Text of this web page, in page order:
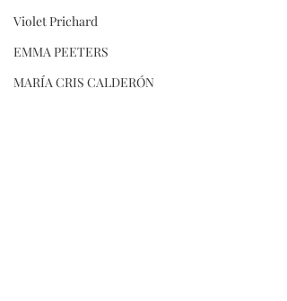
Violet Prichard
EMMA PEETERS
MARÍA CRIS CALDERÓN